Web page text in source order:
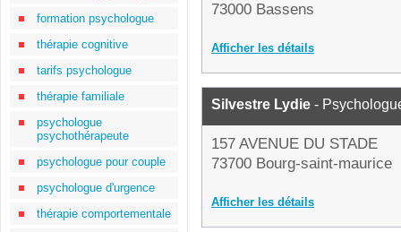
formation psychologue
thérapie cognitive
tarifs psychologue
thérapie familiale
psychologue
psychothérapeute
psychologue pour couple
psychologue d'urgence
thérapie comportementale
73000 Bassens
Afficher les détails
Silvestre Lydie -
157 AVENUE DU STADE
73700 Bourg-saint-maurice
Afficher les détails